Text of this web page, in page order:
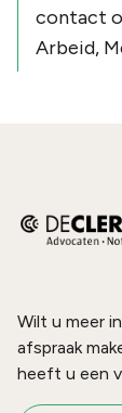
contact
Arbeid,
Wilt u meer
afspraak
heeft u een